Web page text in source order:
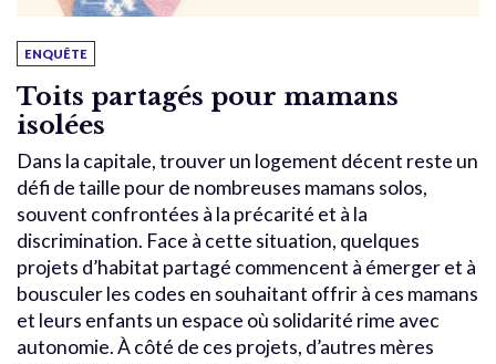
ENQUÊTE
Toits partagés pour mamans
isolées
Dans la capitale, trouver un logement décent reste un
défi de taille pour de nombreuses mamans solos,
souvent confrontées à la précarité et à la
discrimination. Face à cette situation, quelques
projets d’habitat partagé commencent à émerger et à
bousculer les codes en souhaitant offrir à ces mamans
et leurs enfants un espace où solidarité rime avec
autonomie. À côté de ces projets, d’autres mères